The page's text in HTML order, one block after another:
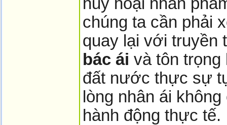
chúng ta cần phải
quay lại với truyền
bác ái và tôn trọng
đất nước thực sự
lòng nhân ái
hành động thực tế.